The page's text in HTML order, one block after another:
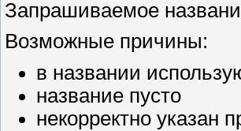
Запрашиваемое
Возможные причины:
в названии
название пусто
некорректно указан